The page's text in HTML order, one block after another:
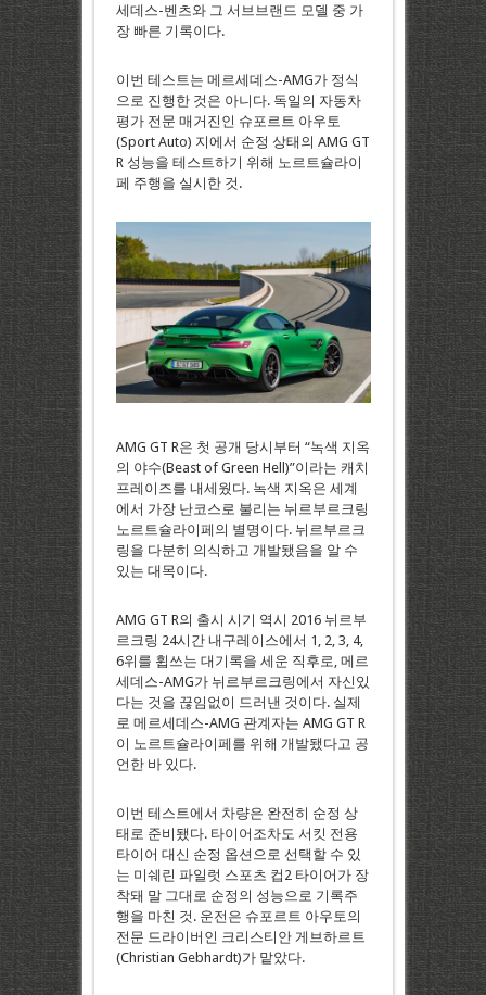
세데스-벤츠와 그 서브브랜드 모델 중 가
장 빠른 기록이다.
이번 테스트는 메르세데스-AMG가 정식
으로 진행한 것은 아니다. 독일의 자동차
평가 전문 매거진인 슈포르트 아우토
(Sport Auto) 지에서 순정 상태의 AMG GT
R 성능을 테스트하기 위해 노르트슐라이
페 주행을 실시한 것.
AMG GT R은 첫 공개 당시부터 “녹색 지옥
의 야수(Beast of Green Hell)”이라는 캐치
프레이즈를 내세웠다. 녹색 지옥은 세계
에서 가장 난코스로 불리는 뉘르부르크링
노르트슐라이페의 별명이다. 뉘르부르크
링을 다분히 의식하고 개발됐음을 알 수
있는 대목이다.
AMG GT R의 출시 시기 역시 2016 뉘르부
르크링 24시간 내구레이스에서 1, 2, 3, 4,
6위를 휩쓰는 대기록을 세운 직후로, 메르
세데스-AMG가 뉘르부르크링에서 자신있
다는 것을 끊임없이 드러낸 것이다. 실제
로 메르세데스-AMG 관계자는 AMG GT R
이 노르트슐라이페를 위해 개발됐다고 공
언한 바 있다.
이번 테스트에서 차량은 완전히 순정 상
태로 준비됐다. 타이어조차도 서킷 전용
타이어 대신 순정 옵션으로 선택할 수 있
는 미쉐린 파일럿 스포츠 컵2 타이어가 장
착돼 말 그대로 순정의 성능으로 기록주
행을 마친 것. 운전은 슈포르트 아우토의
전문 드라이버인 크리스티안 게브하르트
(Christian Gebhardt)가 맡았다.